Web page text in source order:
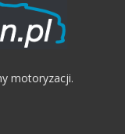
motoryzacji.